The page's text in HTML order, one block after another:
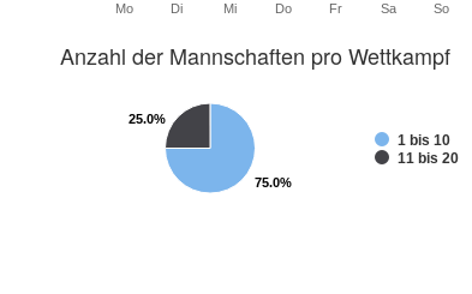
Mo Di Mi Do Fr Sa So
Anzahl der Mannschaften pro Wettkampf
75.0%
75.0%
25.0%
25.0%
1 bis 10
11 bis 20